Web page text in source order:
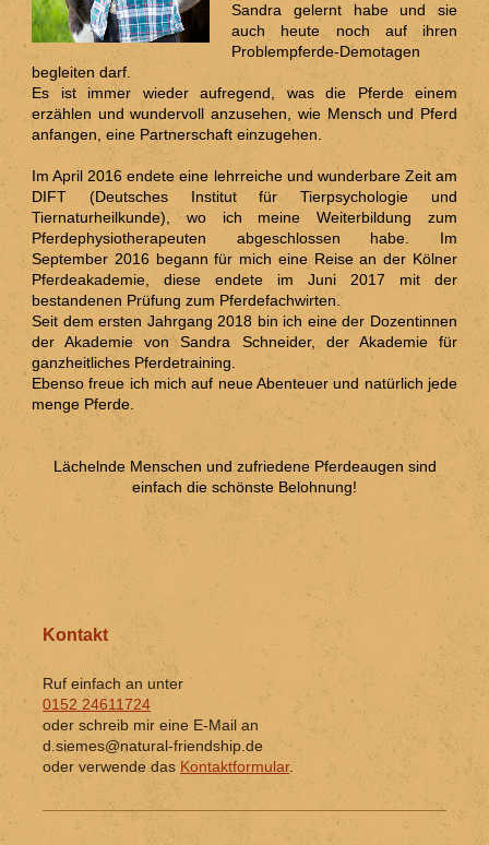
Sandra gelernt habe und sie
auch heute noch auf ihren
Problempferde-Demotagen
begleiten darf.
Es ist immer wieder aufregend, was die Pferde einem
erzählen und wundervoll anzusehen, wie Mensch und Pferd
anfangen, eine Partnerschaft einzugehen.
Im April 2016 endete eine lehrreiche und wunderbare Zeit am
DIFT (Deutsches Institut für Tierpsychologie und
Tiernaturheilkunde), wo ich meine Weiterbildung zum
Pferdephysiotherapeuten abgeschlossen habe. Im
September 2016 begann für mich eine Reise an der Kölner
Pferdeakademie, diese endete im Juni 2017 mit der
bestandenen Prüfung zum Pferdefachwirten.
Seit dem ersten Jahrgang 2018 bin ich eine der Dozentinnen
der Akademie von Sandra Schneider, der Akademie für
ganzheitliches Pferdetraining.
Ebenso freue ich mich auf neue Abenteuer und natürlich jede
menge Pferde.
Lächelnde Menschen und zufriedene Pferdeaugen sind
einfach die schönste Belohnung!
Kontakt
Ruf einfach an unter
0152 24611724
oder schreib mir eine E-Mail an
d.siemes@natural-friendship.de
oder verwende das Kontaktformular.